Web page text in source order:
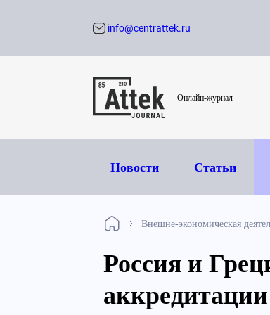
info@centrattek.ru
Онлайн-журнал
Новости Статьи
Внешне-экономическая
Россия и
аккредитации